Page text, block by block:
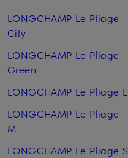
LONGCHAMP Le Pliage
City
LONGCHAMP Le Pliage
Green
LONGCHAMP Le Pliage L
LONGCHAMP Le Pliage
M
LONGCHAMP Le Pliage S